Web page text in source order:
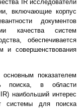
IR исследователи
включающие корпус
документов
качества систем
обеспечивается
и совершенствования
показателем
поиска, в области
наибольший интерес
системы для поиска